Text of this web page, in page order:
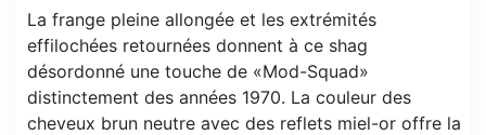
La frange pleine allongée et les extrémités
effilochées retournées donnent à ce shag
désordonné une touche de «Mod-Squad»
distinctement des années 1970. La couleur des
cheveux brun neutre avec des reflets miel-or offre la